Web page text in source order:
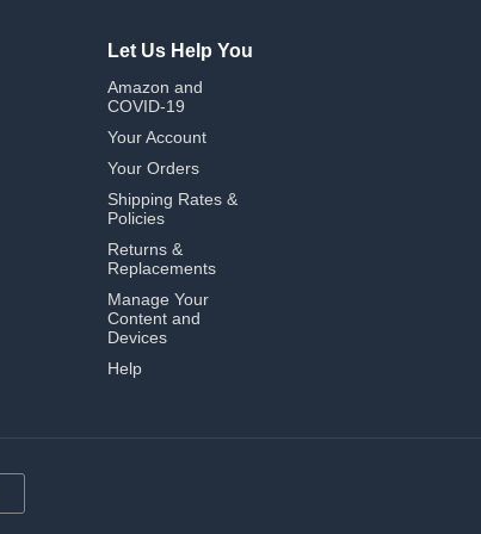
Let Us Help You
Amazon and
COVID-19
Your Account
Your Orders
Shipping Rates &
Policies
Returns &
Replacements
Manage Your
Content and
Devices
Help